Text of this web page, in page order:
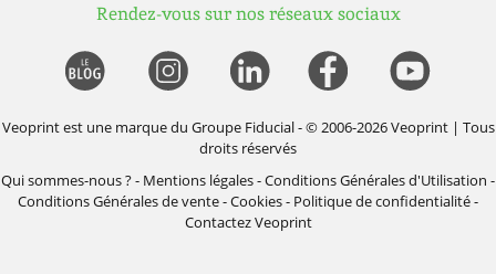
Rendez-vous sur nos réseaux sociaux
Veoprint est une marque du Groupe Fiducial- © 2006-2026 Veoprint | Tous
droits réservés
Qui sommes-nous ?- Mentions légales-Conditions Générales d'Utilisation -
Conditions Générales de vente-Cookies- Politique de confidentialité-
Contactez Veoprint